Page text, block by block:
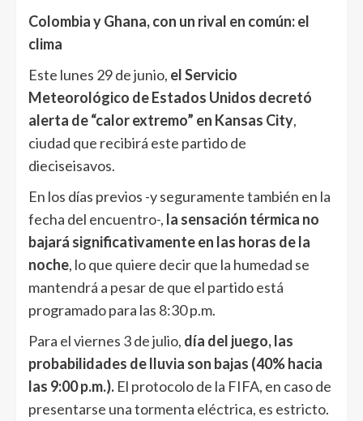
Colombia y Ghana, con un rival en común: el
clima
Este lunes 29 de junio, el Servicio
Meteorológico de Estados Unidos decretó
alerta de “calor extremo” en Kansas City,
ciudad que recibirá este partido de
dieciseisavos.
En los días previos -y seguramente también en la
fecha del encuentro-, la sensación térmica no
bajará significativamente en las horas de la
noche, lo que quiere decir que la humedad se
mantendrá a pesar de que el partido está
programado para las 8:30 p.m.
Para el viernes 3 de julio, día del juego, las
probabilidades de lluvia son bajas (40% hacia
las 9:00 p.m.). El protocolo de la FIFA, en caso de
presentarse una tormenta eléctrica, es estricto.